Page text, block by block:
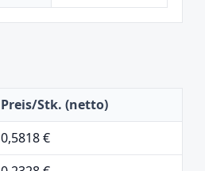
Preis/Stk. (netto)
0,5818 €